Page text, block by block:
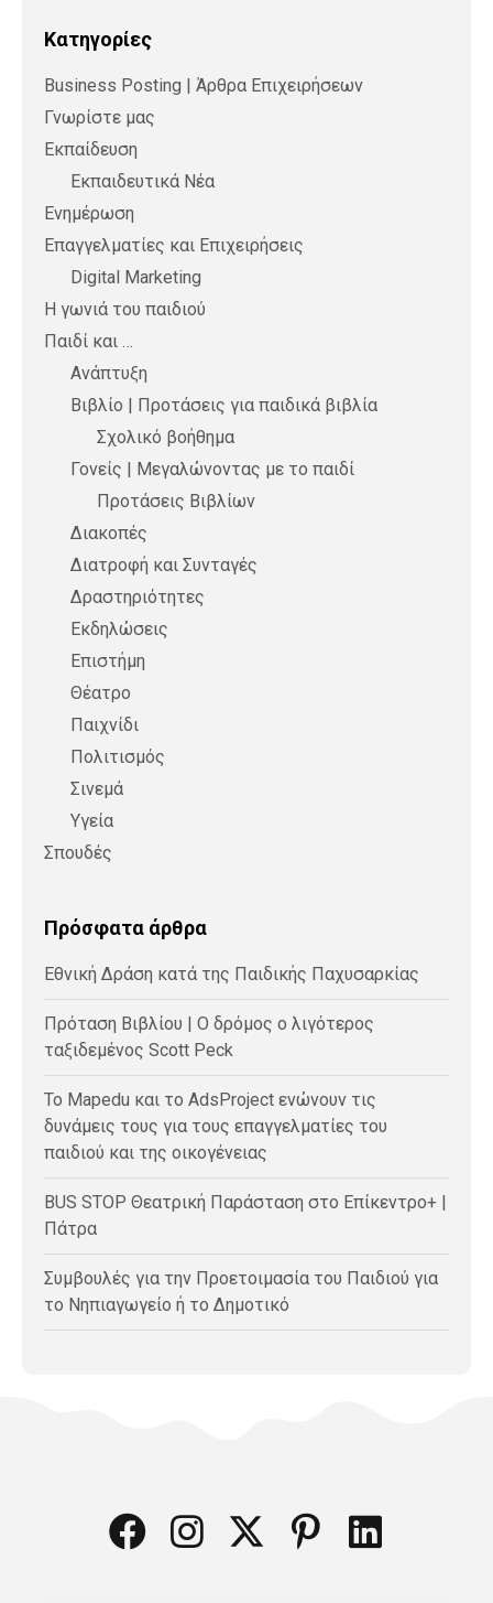
Kατηγορίες
Business Posting | Άρθρα Επιχειρήσεων
Γνωρίστε μας
Εκπαίδευση
Εκπαιδευτικά Νέα
Ενημέρωση
Επαγγελματίες και Επιχειρήσεις
Digital Marketing
Η γωνιά του παιδιού
Παιδί και …
Ανάπτυξη
Βιβλίο | Προτάσεις για παιδικά βιβλία
Σχολικό βοήθημα
Γονείς | Μεγαλώνοντας με το παιδί
Προτάσεις Βιβλίων
Διακοπές
Διατροφή και Συνταγές
Δραστηριότητες
Εκδηλώσεις
Επιστήμη
Θέατρο
Παιχνίδι
Πολιτισμός
Σινεμά
Υγεία
Σπουδές
Πρόσφατα άρθρα
Εθνική Δράση κατά της Παιδικής Παχυσαρκίας
Πρόταση Βιβλίου | Ο δρόμος ο λιγότερος
ταξιδεμένος Scott Peck
Το Mapedu και το AdsProject ενώνουν τις
δυνάμεις τους για τους επαγγελματίες του
παιδιού και της οικογένειας
BUS STOP Θεατρική Παράσταση στο Επίκεντρο+ |
Πάτρα
Συμβουλές για την Προετοιμασία του Παιδιού για
το Νηπιαγωγείο ή το Δημοτικό